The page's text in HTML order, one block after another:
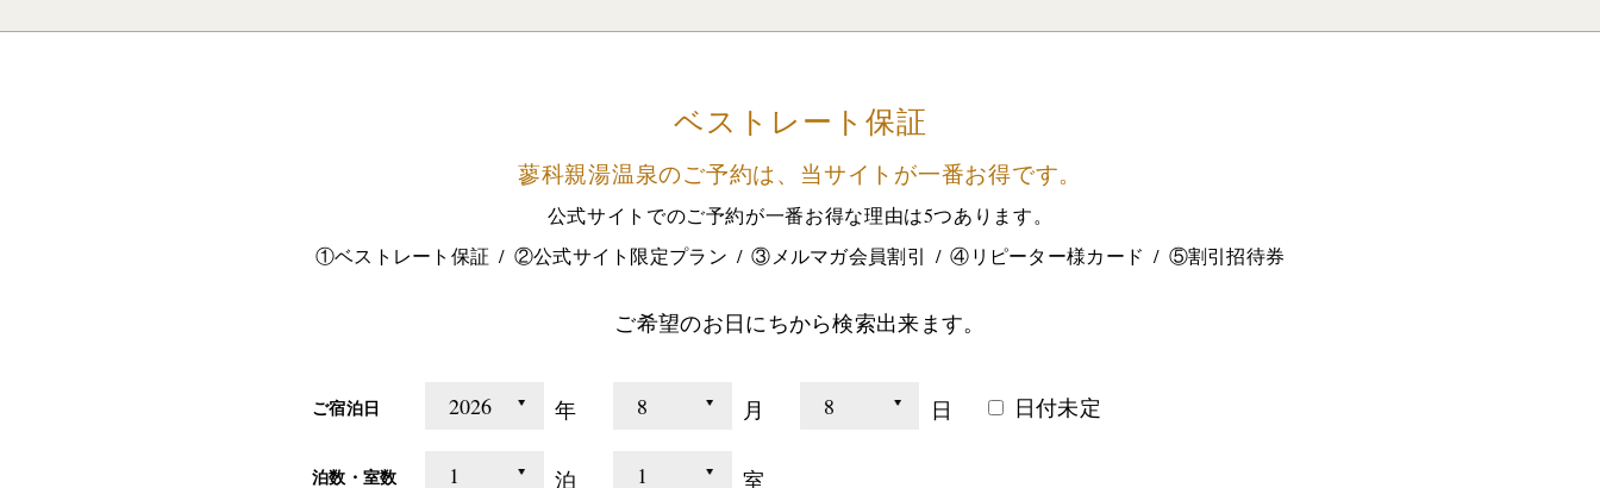
ベストレート保証
蓼科親湯温泉のご予約は、 当サイトが一番お得です。
公式サイトでのご予約が一番お得な理由は5つあります。
①ベストレート保証
②公式サイト限定プラン ③メルマガ会員割引 ④リピーター様カード ⑤割引招待券
ご希望のお日にちから検索出来ます。
ご宿泊日 年 月 日 日付未定
泊数・室数 泊 室